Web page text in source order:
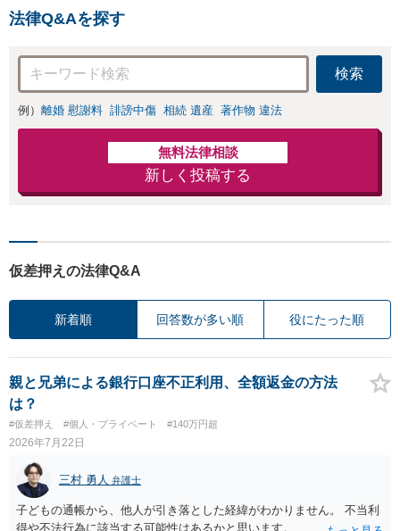
法律Q&Aを探す
検索
例） 離婚 慰謝料 誹謗中傷 相続 遺産 著作物 違法
無料法律相談
新しく投稿する
仮差押えの法律Q&A
新着順 回答数が多い順 役にたった順
親と兄弟による銀行口座不正利用、全額返金の方法
は？
#仮差押え #個人・プライベート #140万円超
2026年7月22日
三村 勇人 弁護士
子どもの通帳から、他人が引き落とした経緯がわかりません。 不当利
得や不法行為に該当する可能性はあるかと思います。